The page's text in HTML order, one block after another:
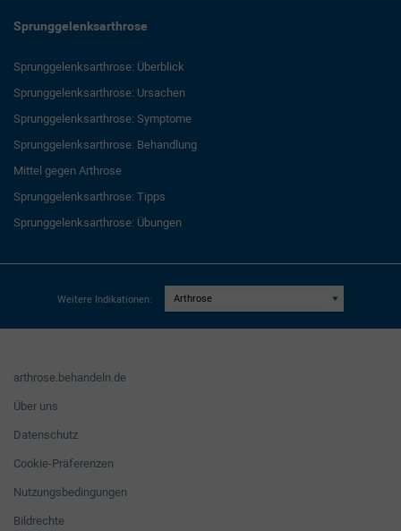
Sprunggelenksarthrose
Sprunggelenksarthrose: Überblick
Sprunggelenksarthrose: Ursachen
Sprunggelenksarthrose: Symptome
Sprunggelenksarthrose: Behandlung
Mittel gegen Arthrose
Sprunggelenksarthrose: Tipps
Sprunggelenksarthrose: Übungen
Weitere Indikationen:
arthrose.behandeln.de
Über uns
Datenschutz
Cookie-Präferenzen
Nutzungsbedingungen
Bildrechte